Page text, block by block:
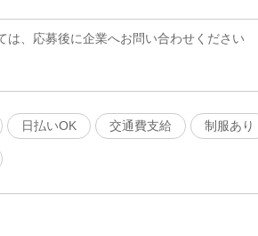
は、応募後に企業へお問い合わせください
日払いOK 交通費支給 制服あり